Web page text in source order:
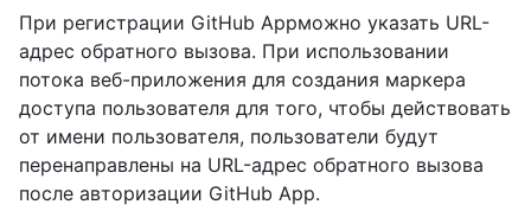
При регистрации GitHub Appможно указать URL-
адрес обратного вызова. При использовании
потока веб-приложения для создания маркера
доступа пользователя для того, чтобы действовать
от имени пользователя, пользователи будут
перенаправлены на URL-адрес обратного вызова
после авторизации GitHub App.